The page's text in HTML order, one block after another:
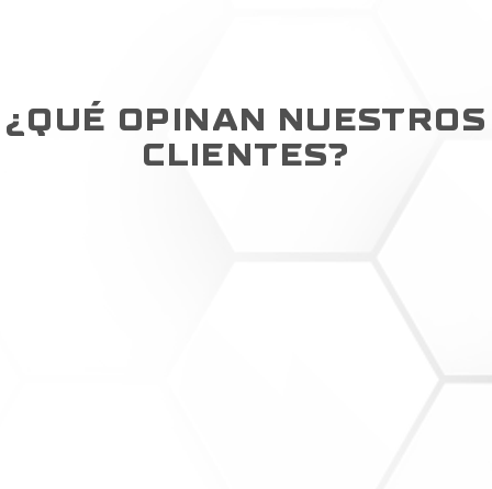
¿QUÉ OPINAN NUESTROS
CLIENTES?